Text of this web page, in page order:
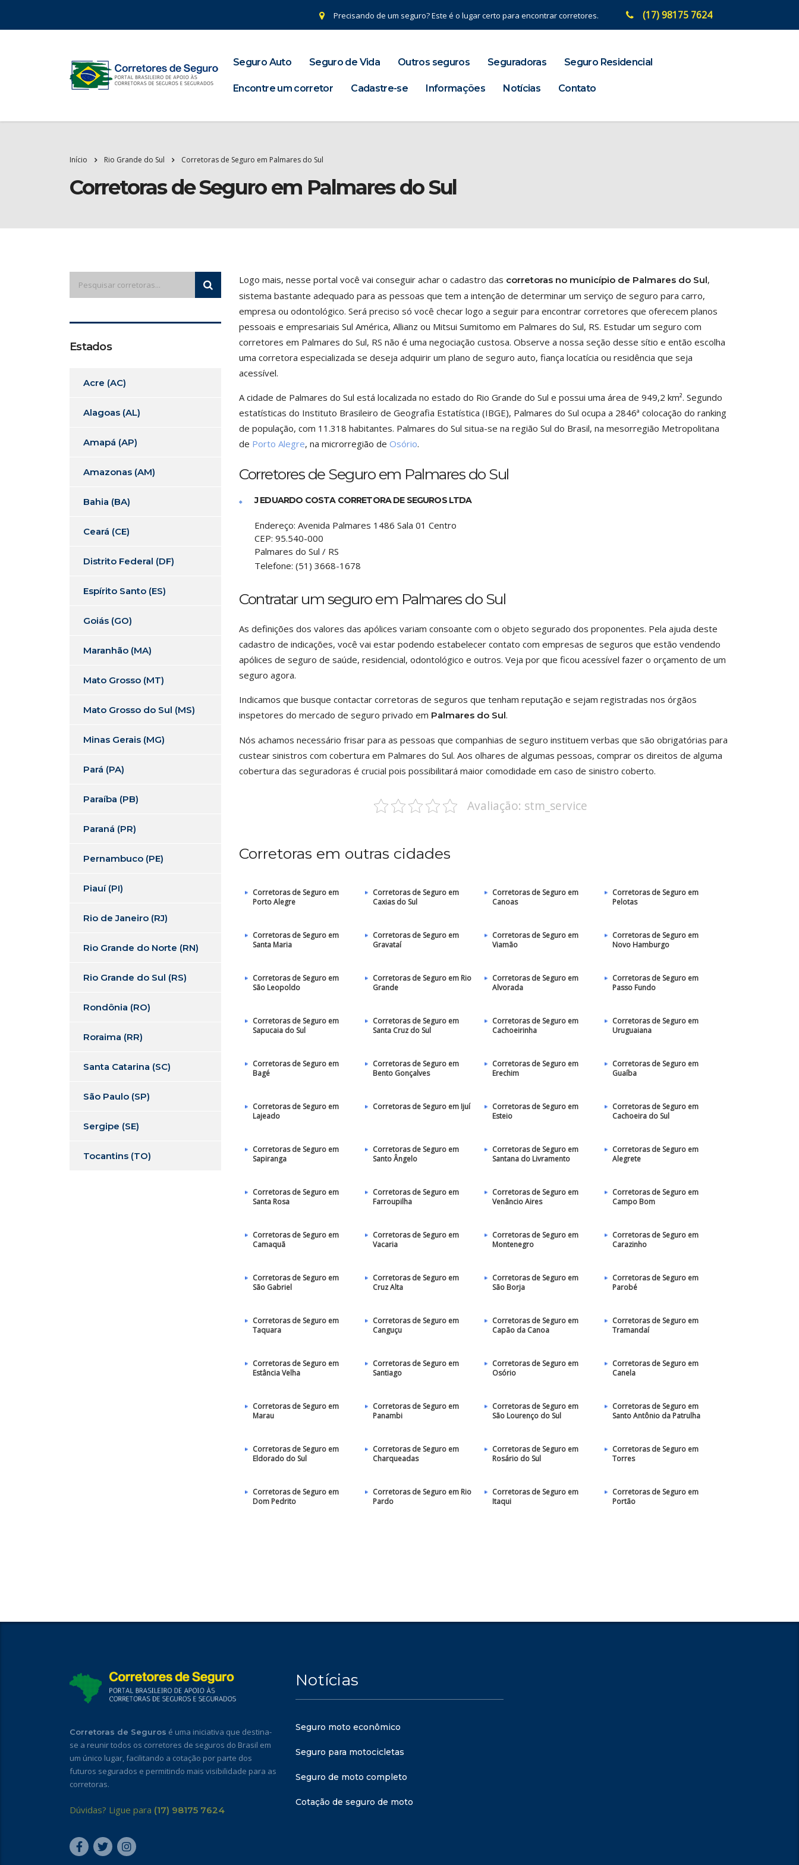
Precisando de um seguro? Este é o lugar certo para encontrar corretores. (17) 98175 7624
Seguro Auto Seguro de Vida Outros seguros Seguradoras Seguro Residencial
Encontre um corretor Cadastre-se Informações Notícias Contato
Início Rio Grande do Sul Corretoras de Seguro em Palmares do Sul
Corretoras de Seguro em Palmares do Sul
Logo mais, nesse portal você vai conseguir achar o cadastro das corretoras no município de Palmares do Sul,
sistema bastante adequado para as pessoas que tem a intenção de determinar um serviço de seguro para carro,
empresa ou odontológico. Será preciso só você checar logo a seguir para encontrar corretores que oferecem planos
pessoais e empresariais Sul América, Allianz ou Mitsui Sumitomo em Palmares do Sul, RS. Estudar um seguro com
corretores em Palmares do Sul, RS não é uma negociação custosa. Observe a nossa seção desse sítio e então escolha
uma corretora especializada se deseja adquirir um plano de seguro auto, fiança locatícia ou residência que seja
acessível.
A cidade de Palmares do Sul está localizada no estado do Rio Grande do Sul e possui uma área de 949,2 km². Segundo
estatísticas do Instituto Brasileiro de Geografia Estatística (IBGE), Palmares do Sul ocupa a 2846ª colocação do ranking
de população, com 11.318 habitantes. Palmares do Sul situa-se na região Sul do Brasil, na mesorregião Metropolitana
de Porto Alegre, na microrregião de Osório.
Corretores de Seguro em Palmares do Sul
J EDUARDO COSTA CORRETORA DE SEGUROS LTDA
Endereço: Avenida Palmares 1486 Sala 01 Centro
CEP: 95.540-000
Palmares do Sul / RS
Telefone: (51) 3668-1678
Contratar um seguro em Palmares do Sul
As definições dos valores das apólices variam consoante com o objeto segurado dos proponentes. Pela ajuda deste
cadastro de indicações, você vai estar podendo estabelecer contato com empresas de seguros que estão vendendo
apólices de seguro de saúde, residencial, odontológico e outros. Veja por que ficou acessível fazer o orçamento de um
seguro agora.
Indicamos que busque contactar corretoras de seguros que tenham reputação e sejam registradas nos órgãos
inspetores do mercado de seguro privado em Palmares do Sul.
Nós achamos necessário frisar para as pessoas que companhias de seguro instituem verbas que são obrigatórias para
custear sinistros com cobertura em Palmares do Sul. Aos olhares de algumas pessoas, comprar os direitos de alguma
cobertura das seguradoras é crucial pois possibilitará maior comodidade em caso de sinistro coberto.
Avaliação: stm_service
Corretoras em outras cidades
Corretoras de Seguro em
Porto Alegre
Corretoras de Seguro em
Caxias do Sul
Corretoras de Seguro em
Canoas
Corretoras de Seguro em
Pelotas
Corretoras de Seguro em
Santa Maria
Corretoras de Seguro em
Gravataí
Corretoras de Seguro em
Viamão
Corretoras de Seguro em
Novo Hamburgo
Corretoras de Seguro em
São Leopoldo
Corretoras de Seguro em Rio
Grande
Corretoras de Seguro em
Alvorada
Corretoras de Seguro em
Passo Fundo
Corretoras de Seguro em
Sapucaia do Sul
Corretoras de Seguro em
Santa Cruz do Sul
Corretoras de Seguro em
Cachoeirinha
Corretoras de Seguro em
Uruguaiana
Corretoras de Seguro em
Bagé
Corretoras de Seguro em
Bento Gonçalves
Corretoras de Seguro em
Erechim
Corretoras de Seguro em
Guaíba
Corretoras de Seguro em
Lajeado
Corretoras de Seguro em Ijuí
Corretoras de Seguro em
Esteio
Corretoras de Seguro em
Cachoeira do Sul
Corretoras de Seguro em
Sapiranga
Corretoras de Seguro em
Santo Ângelo
Corretoras de Seguro em
Santana do Livramento
Corretoras de Seguro em
Alegrete
Corretoras de Seguro em
Santa Rosa
Corretoras de Seguro em
Farroupilha
Corretoras de Seguro em
Venâncio Aires
Corretoras de Seguro em
Campo Bom
Corretoras de Seguro em
Camaquã
Corretoras de Seguro em
Vacaria
Corretoras de Seguro em
Montenegro
Corretoras de Seguro em
Carazinho
Corretoras de Seguro em
São Gabriel
Corretoras de Seguro em
Cruz Alta
Corretoras de Seguro em
São Borja
Corretoras de Seguro em
Parobé
Corretoras de Seguro em
Taquara
Corretoras de Seguro em
Canguçu
Corretoras de Seguro em
Capão da Canoa
Corretoras de Seguro em
Tramandaí
Corretoras de Seguro em
Estância Velha
Corretoras de Seguro em
Santiago
Corretoras de Seguro em
Osório
Corretoras de Seguro em
Canela
Corretoras de Seguro em
Marau
Corretoras de Seguro em
Panambi
Corretoras de Seguro em
São Lourenço do Sul
Corretoras de Seguro em
Santo Antônio da Patrulha
Corretoras de Seguro em
Eldorado do Sul
Corretoras de Seguro em
Charqueadas
Corretoras de Seguro em
Rosário do Sul
Corretoras de Seguro em
Torres
Corretoras de Seguro em
Dom Pedrito
Corretoras de Seguro em Rio
Pardo
Corretoras de Seguro em
Itaqui
Corretoras de Seguro em
Portão
Estados
Acre (AC)
Alagoas (AL)
Amapá (AP)
Amazonas (AM)
Bahia (BA)
Ceará (CE)
Distrito Federal (DF)
Espírito Santo (ES)
Goiás (GO)
Maranhão (MA)
Mato Grosso (MT)
Mato Grosso do Sul (MS)
Minas Gerais (MG)
Pará (PA)
Paraíba (PB)
Paraná (PR)
Pernambuco (PE)
Piauí (PI)
Rio de Janeiro (RJ)
Rio Grande do Norte (RN)
Rio Grande do Sul (RS)
Rondônia (RO)
Roraima (RR)
Santa Catarina (SC)
São Paulo (SP)
Sergipe (SE)
Tocantins (TO)
Corretoras de Seguros é uma iniciativa que destina-
se a reunir todos os corretores de seguros do Brasil em
um único lugar, facilitando a cotação por parte dos
futuros segurados e permitindo mais visibilidade para as
corretoras.
Dúvidas? Ligue para (17) 98175 7624
Notícias
Seguro moto econômico
Seguro para motocicletas
Seguro de moto completo
Cotação de seguro de moto